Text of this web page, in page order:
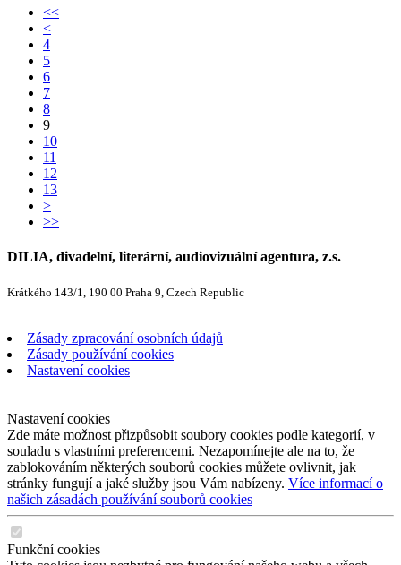
<<
<
4
5
6
7
8
9
10
11
12
13
>
>>
DILIA, divadelní, literární, audiovizuální agentura, z.s.
Krátkého 143/1, 190 00 Praha 9, Czech Republic
Zásady zpracování osobních údajů
Zásady používání cookies
Nastavení cookies
Nastavení cookies
Zde máte možnost přizpůsobit soubory cookies podle kategorií, v
souladu s vlastními preferencemi. Nezapomínejte ale na to, že
zablokováním některých souborů cookies můžete ovlivnit, jak
stránky fungují a jaké služby jsou Vám nabízeny. Více informací o
našich zásadách používání souborů cookies
Funkční cookies